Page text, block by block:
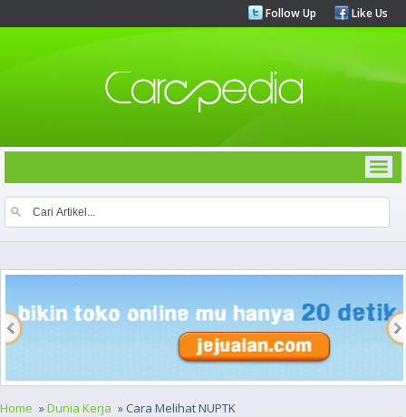
Follow Up Like Us
Home »Dunia Kerja » Cara Melihat NUPTK